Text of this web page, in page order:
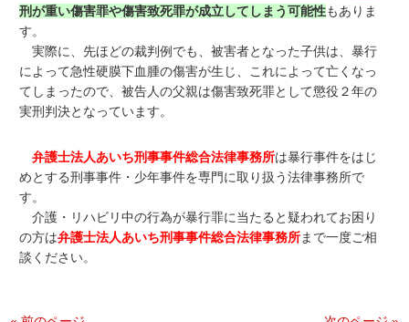
刑が重い傷害罪や傷害致死罪が成立してしまう可能性もありま
す。
実際に、先ほどの裁判例でも、被害者となった子供は、暴行
によって急性硬膜下血腫の傷害が生じ、これによって亡くなっ
てしまったので、被告人の父親は傷害致死罪として懲役２年の
実刑判決となっています。
弁護士法人あいち刑事事件総合法律事務所は暴行事件をはじ
めとする刑事事件・少年事件を専門に取り扱う法律事務所で
す。
介護・リハビリ中の行為が暴行罪に当たると疑われてお困り
の方は弁護士法人あいち刑事事件総合法律事務所まで一度ご相
談ください。